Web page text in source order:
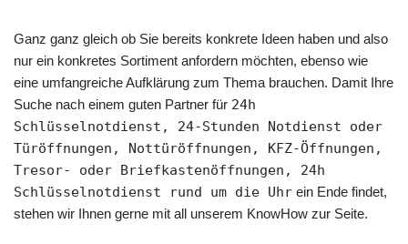
Ganz ganz gleich ob Sie bereits konkrete Ideen haben und also
nur ein konkretes Sortiment anfordern möchten, ebenso wie
eine umfangreiche Aufklärung zum Thema brauchen. Damit Ihre
Suche nach einem guten Partner für 24h
Schlüsselnotdienst, 24-Stunden Notdienst oder
Türöffnungen, Nottüröffnungen, KFZ-Öffnungen,
Tresor- oder Briefkastenöffnungen, 24h
Schlüsselnotdienst rund um die Uhr ein Ende findet,
stehen wir Ihnen gerne mit all unserem KnowHow zur Seite.